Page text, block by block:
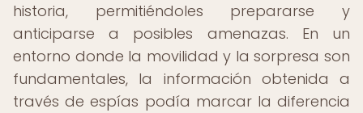
historia, permitiéndoles prepararse y
anticiparse a posibles amenazas. En un
entorno donde la movilidad y la sorpresa son
fundamentales, la información obtenida a
través de espías podía marcar la diferencia